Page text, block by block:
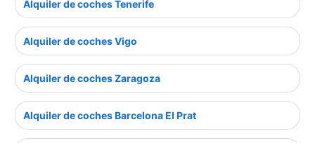
Alquiler de coches Tenerife
Alquiler de coches Vigo
Alquiler de coches Zaragoza
Alquiler de coches Barcelona El Prat